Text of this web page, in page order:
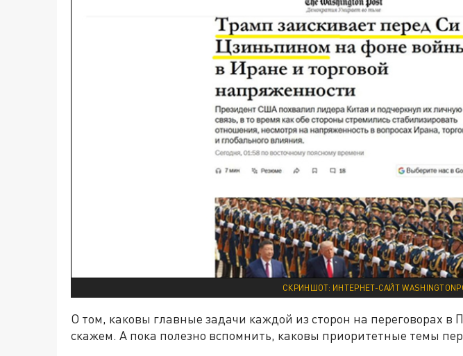
СКРИНШОТ: ИНТЕРНЕТ-САЙТ
О том, каковы главные задачи каждой из сторон на переговорах в
скажем. А пока полезно вспомнить, каковы приоритетные темы